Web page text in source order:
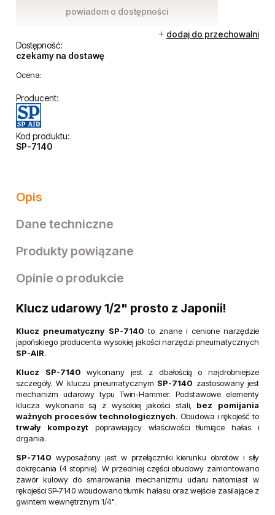
powiadom o dostępności
dodaj do przechowalni
Dostępność:
czekamy na dostawę
Ocena:
Producent:
Kod produktu:
SP-7140
Opis
Dane techniczne
Produkty powiązane
Opinie o produkcie
Klucz udarowy 1/2" prosto z Japonii!
Klucz pneumatyczny SP-7140 to znane i cenione narzędzie
japońskiego producenta wysokiej jakości narzędzi pneumatycznych
SP-AIR.
Klucz SP-7140 wykonany jest z dbałością o najdrobniejsze
szczegóły. W kluczu pneumatycznym SP-7140 zastosowany jest
mechanizm udarowy typu Twin-Hammer. Podstawowe elementy
klucza wykonane są z wysokiej jakości stali, bez pomijania
ważnych procesów technologicznych. Obudowa i rękojeść to
trwały kompozytpoprawiający właściwości tłumiące hałas i
drgania.
SP-7140 wyposażony jest w przełączniki kierunku obrotów i siły
dokręcania (4 stopnie). W przedniej części obudowy zamontowano
zawór kulowy do smarowania mechanizmu udaru natomiast w
rękojeści SP-7140 wbudowano tłumik hałasu oraz wejście zasilające z
gwintem wewnętrznym 1/4".